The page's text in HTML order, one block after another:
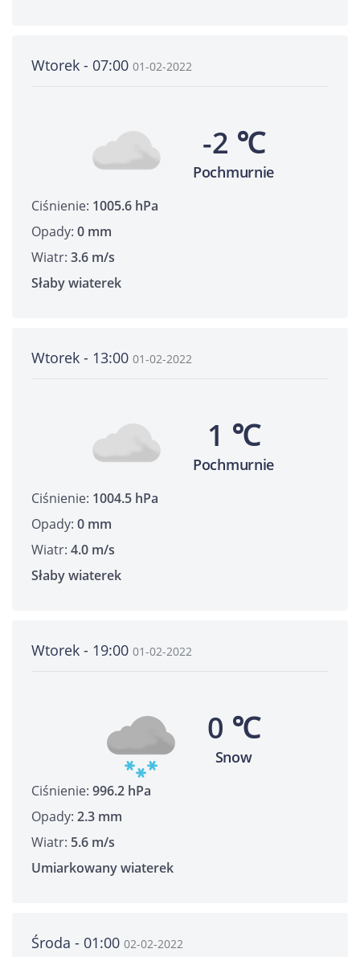
Wtorek - 07:00 01-02-2022
-2 ℃
Pochmurnie
Ciśnienie: 1005.6 hPa
Opady: 0 mm
Wiatr: 3.6 m/s
Słaby wiaterek
Wtorek - 13:00 01-02-2022
1 ℃
Pochmurnie
Ciśnienie: 1004.5 hPa
Opady: 0 mm
Wiatr: 4.0 m/s
Słaby wiaterek
Wtorek - 19:00 01-02-2022
0 ℃
Snow
Ciśnienie: 996.2 hPa
Opady: 2.3 mm
Wiatr: 5.6 m/s
Umiarkowany wiaterek
Środa - 01:00 02-02-2022